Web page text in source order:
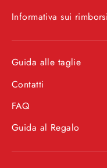
Informativa sui rimborsi
Guida alle taglie
Contatti
FAQ
Guida al Regalo